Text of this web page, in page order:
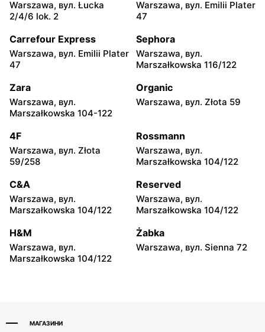
Alsen
Elizy Orzeszkowej 5B
Alsen
вул. Targowa 5/U3
Alsen
21
Alsen
Szczecińska 3
Alsen
Józefa Piłsudskiego 33C
Alsen
Piwonińska 46
Alsen Alsen
Wojciecha 3
Alsen
12
Alsen
30
Alsen Alsen
Warszawa, вул. Łucka
2/4/6 lok. 2
Warszawa, вул. Emilii Plater
47
Carrefour Express
Warszawa, вул. Emilii Plater
47
Sephora
Warszawa, вул.
Marszałkowska 116/122
Zara
Warszawa, вул.
Marszałkowska 104-122
Organic
Warszawa, вул. Złota 59
4F
Warszawa, вул. Złota
59/258
Rossmann
Warszawa, вул.
Marszałkowska 104/122
C&A
Warszawa, вул.
Marszałkowska 104/122
Reserved
Warszawa, вул.
Marszałkowska 104/122
H&M
Warszawa, вул.
Marszałkowska 104/122
Żabka
Warszawa, вул. Sienna 72
МАГАЗИНИ